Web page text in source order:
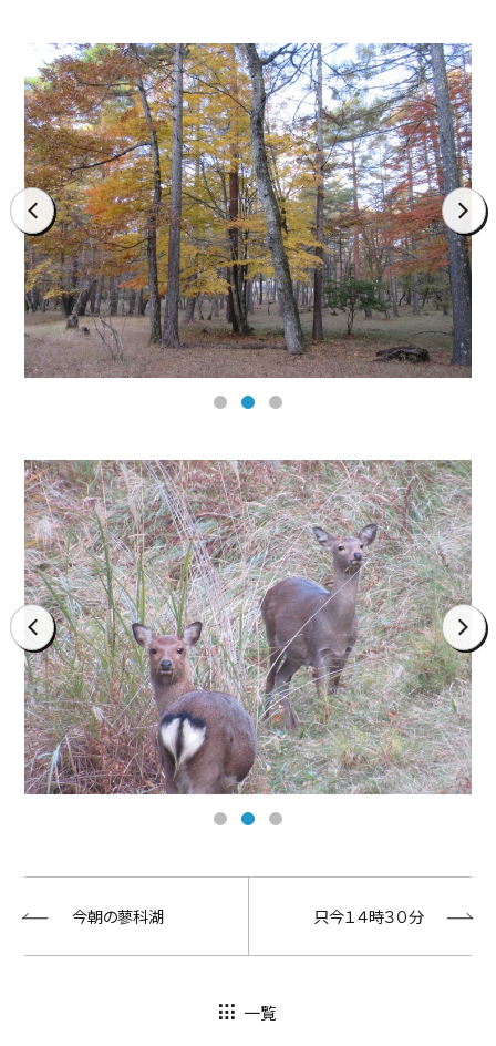
prev next
prev next
今朝の蓼科湖 只今１４時３０分
一覧